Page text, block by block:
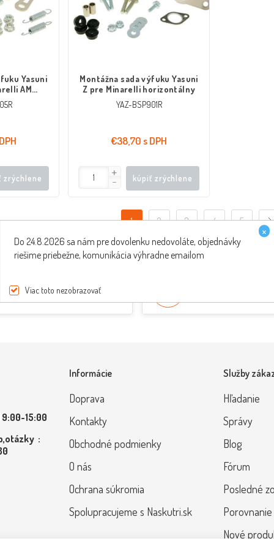
Yasuni
AM
zrýchlene
Montážna sada výfuku Yasuni
Z pre Minarelli horizontálny
YAZ-BSP901R
€38,70 s DPH
kúpiť zrýchlene
1 2 3 4 5
pri nákupe nad 200€
15:00
:
Informácie
Doprava
Kontakty
Obchodné podmienky
O nás
Ochrana súkromia
Spolupracujeme s Naskutri.sk
Služby
Hľadanie
Správy
Blog
Fórum
Posledné
Nové
×
Do 24.8.2026 sa nám pre dovolenku nedovoláte, objednávky
riešime priebežne, komunikácia výhradne emailom
Viac toto nezobrazovať